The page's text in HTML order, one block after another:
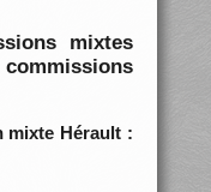
mixtes
commissions
mixte Hérault :